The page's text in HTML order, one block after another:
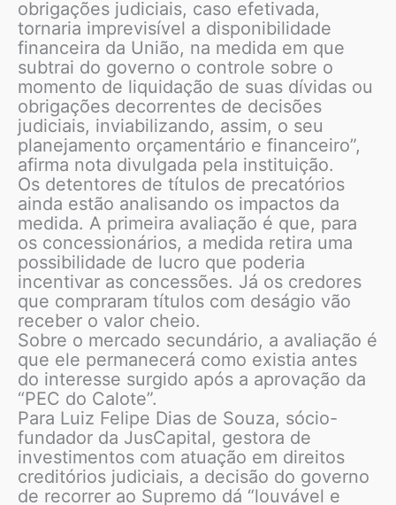
obrigações judiciais, caso efetivada,
tornaria imprevisível a disponibilidade
financeira da União, na medida em que
subtrai do governo o controle sobre o
momento de liquidação de suas dívidas ou
obrigações decorrentes de decisões
judiciais, inviabilizando, assim, o seu
planejamento orçamentário e financeiro”,
afirma nota divulgada pela instituição.
Os detentores de títulos de precatórios
ainda estão analisando os impactos da
medida. A primeira avaliação é que, para
os concessionários, a medida retira uma
possibilidade de lucro que poderia
incentivar as concessões. Já os credores
que compraram títulos com deságio vão
receber o valor cheio.
Sobre o mercado secundário, a avaliação é
que ele permanecerá como existia antes
do interesse surgido após a aprovação da
“PEC do Calote”.
Para Luiz Felipe Dias de Souza, sócio-
fundador da JusCapital, gestora de
investimentos com atuação em direitos
creditórios judiciais, a decisão do governo
de recorrer ao Supremo dá “louvável e